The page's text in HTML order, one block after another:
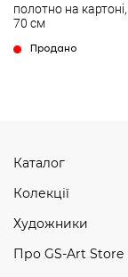
полотно на
70 см
Продано
Каталог
Колекції
Художники
Про GS-Art Store